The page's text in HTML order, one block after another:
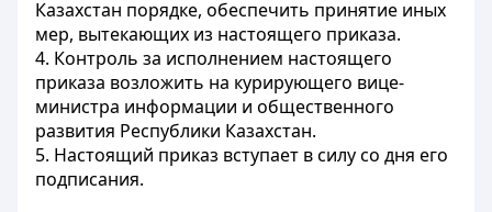
Казахстан порядке, обеспечить принятие иных
мер, вытекающих из настоящего приказа.
4. Контроль за исполнением настоящего
приказа возложить на курирующего вице-
министра информации и общественного
развития Республики Казахстан.
5. Настоящий приказ вступает в силу со дня его
подписания.